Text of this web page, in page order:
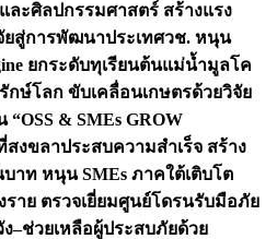
ะศิลปกรรมศาสตร์ สร้างแรง
สู่การพัฒนาประเทศวช. หนุน
ยกระดับทุเรียนต้นแม่น้ำมูลโค
กษ์โลก ขับเคลื่อนเกษตรด้วยวิจัย
“OSS & SMEs GROW
สงขลาประสบความสำเร็จ สร้าง
บาท หนุน SMEs ภาคใต้เติบโต
ราย ตรวจเยี่ยมศูนย์โดรนรับมือภัย
–ช่วยเหลือผู้ประสบภัยด้วย